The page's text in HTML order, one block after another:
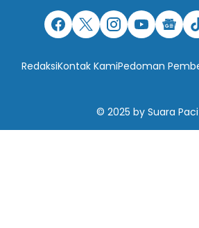
RedaksiKontak KamiPedoman
© 2025 by Suara